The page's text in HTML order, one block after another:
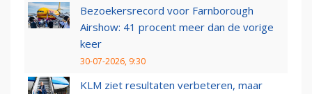
Bezoekersrecord voor Farnborough
Airshow: 41 procent meer dan de vorige
keer
30-07-2026, 9:30
KLM ziet resultaten verbeteren, maar